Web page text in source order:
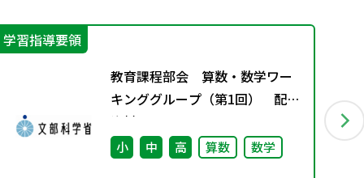
学習指導要領
教育課程部会 算数・数学ワー
キンググループ（第1回） 配付
資料
小 中 高 算数 数学